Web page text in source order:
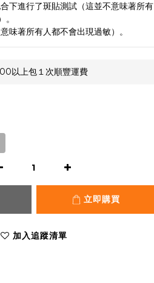
下進行了斑貼測試（這並不意味著所有
味著所有人都不會出現過敏）。
以上包１次順豐運費
立即購買
加入追蹤清單